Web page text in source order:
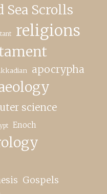
Sea Scrolls
religions
apocrypha
science
Enoch
Gospels